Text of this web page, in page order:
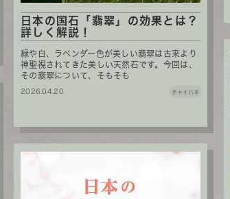
日本の国石「翡翠」の効果とは？
詳しく解説！
緑や白、ラベンダー色が美しい翡翠は古来より
神聖視されてきた美しい天然石です。今回は、
その翡翠について、そもそも
2026.04.20 チャイハネ